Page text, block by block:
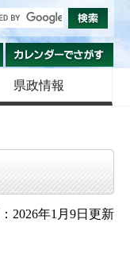
組織でさがす
県政情報
2026年1月9日更新